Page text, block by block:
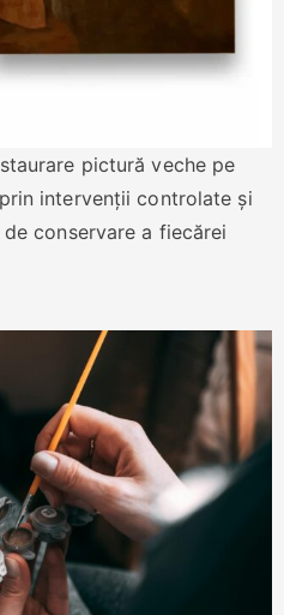
pictură veche pe
intervenții controlate și
conservare a fiecărei